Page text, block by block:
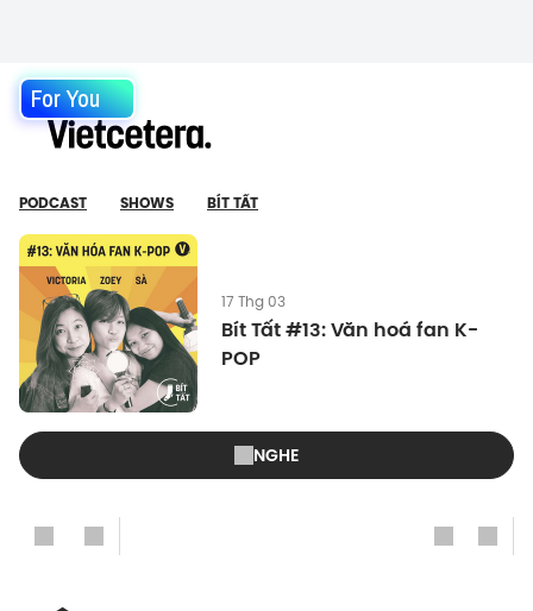
For You
PODCAST SHOWS BÍT TẤT
17 Thg 03
Bít Tất #13: Văn hoá fan K-
POP
NGHE